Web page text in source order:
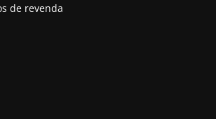
de revenda